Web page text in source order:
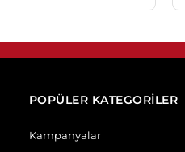
POPÜLER KATEGORİLER
Kampanyalar